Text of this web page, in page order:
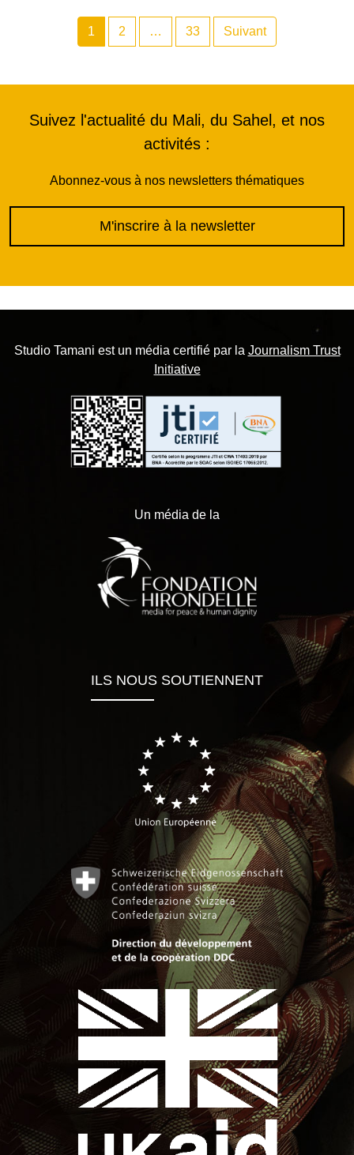
1 2 … 33 Suivant
Suivez l'actualité du Mali, du Sahel, et nos
activités :
Abonnez-vous à nos newsletters thématiques
M'inscrire à la newsletter
Studio Tamani est un média certifié par la Journalism Trust
Initiative
Un média de la
ILS NOUS SOUTIENNENT